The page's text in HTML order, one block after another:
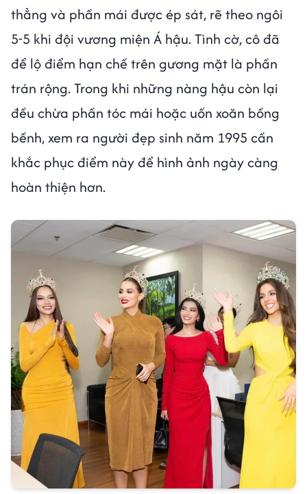
thẳng và phần mái được ép sát, rẽ theo ngôi
5-5 khi đội vương miện Á hậu. Tình cờ, cô đã
để lộ điểm hạn chế trên gương mặt là phần
trán rộng. Trong khi những nàng hậu còn lại
đều chừa phần tóc mái hoặc uốn xoăn bồng
bềnh, xem ra người đẹp sinh năm 1995 cần
khắc phục điểm này để hình ảnh ngày càng
hoàn thiện hơn.